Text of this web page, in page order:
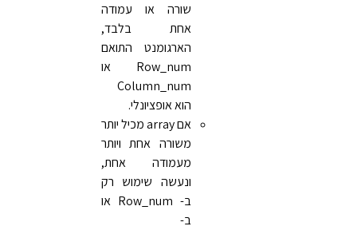
שורה או עמודה
אחת בלבד,
הארגומנט התואם
Row_num או
Column_num
הוא אופציונלי.
אם array מכיל יותר
משורה אחת ויותר
מעמודה אחת,
ונעשה שימוש רק
ב- Row_num או
ב-